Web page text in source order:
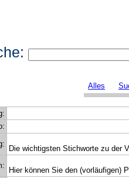
Alles
Die wichtigsten Stichworte zu der
Hier können Sie den (vorläufigen)